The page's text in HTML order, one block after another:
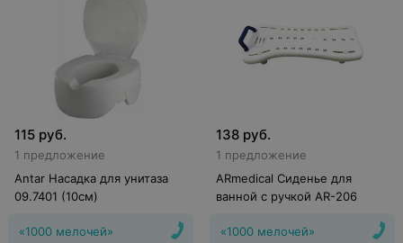
115 руб.
1 предложение
Antar Насадка для унитаза
09.7401 (10см)
«1000 мелочей»
138 руб.
1 предложение
ARmedical Сиденье для
ванной с ручкой AR-206
«1000 мелочей»